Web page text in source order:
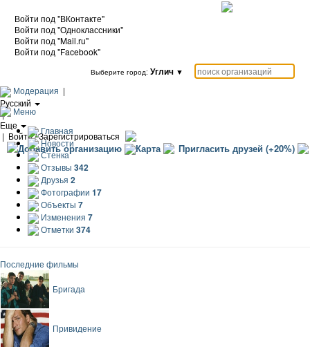
Войти под "ВКонтакте"
Войти под "Одноклассники"
Войти под "Mail.ru"
Войти под "Facebook"
Выберите город: Углич ▼
Модерация |
Русский
|
Еще
| Войти / Зарегистрироваться
Добавить организацию Карта Пригласить друзей (+20%)
Меню
Главная
Новости
Стенка
Отзывы 342
Друзья 2
Фотографии 17
Объекты 7
Изменения 7
Отметки 374
Последние фильмы
Бригада
Привидение